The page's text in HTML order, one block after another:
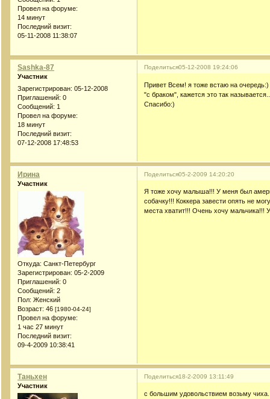
Провел на форуме:
14 минут
Последний визит:
05-11-2008 11:38:07
Поделиться05-12-2008 19:24:06
Sashka-87
Участник
Зарегистрирован: 05-12-2008
Приглашений: 0
Сообщений: 1
Провел на форуме:
18 минут
Последний визит:
07-12-2008 17:48:53
Привет Всем! я тоже встаю на
"с браком", кажется это так
Спасибо:)
Поделиться05-2-2009 14:20:20
Ирина
Участник
Откуда: Санкт-Петербург
Зарегистрирован: 05-2-2009
Приглашений: 0
Сообщений: 2
Пол: Женский
Возраст: 46 [1980-04-24]
Провел на форуме:
1 час 27 минут
Последний визит:
09-4-2009 10:38:41
Я тоже хочу малыша!!! У меня был
собачку!!! Коккера завести опять не
места хватит!!! Очень хочу мальчика!!!
Поделиться18-2-2009 13:11:49
Таньхен
Участник
с большим удовольствием возьму